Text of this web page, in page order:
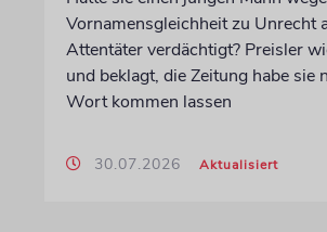
Vornamensgleichheit zu Unrecht
Attentäter verdächtigt? Preisler
und beklagt, die Zeitung habe sie
Wort kommen lassen
30.07.2026 Aktualisiert